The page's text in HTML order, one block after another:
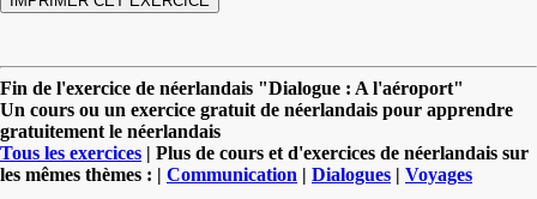
Fin de l'exercice de néerlandais "Dialogue : A l'aéroport"
Un cours ou un exercice gratuit de néerlandais pour apprendre
gratuitement le néerlandais
Tous les exercices | Plus de cours et d'exercices de néerlandais sur
les mêmes thèmes : | Communication | Dialogues | Voyages